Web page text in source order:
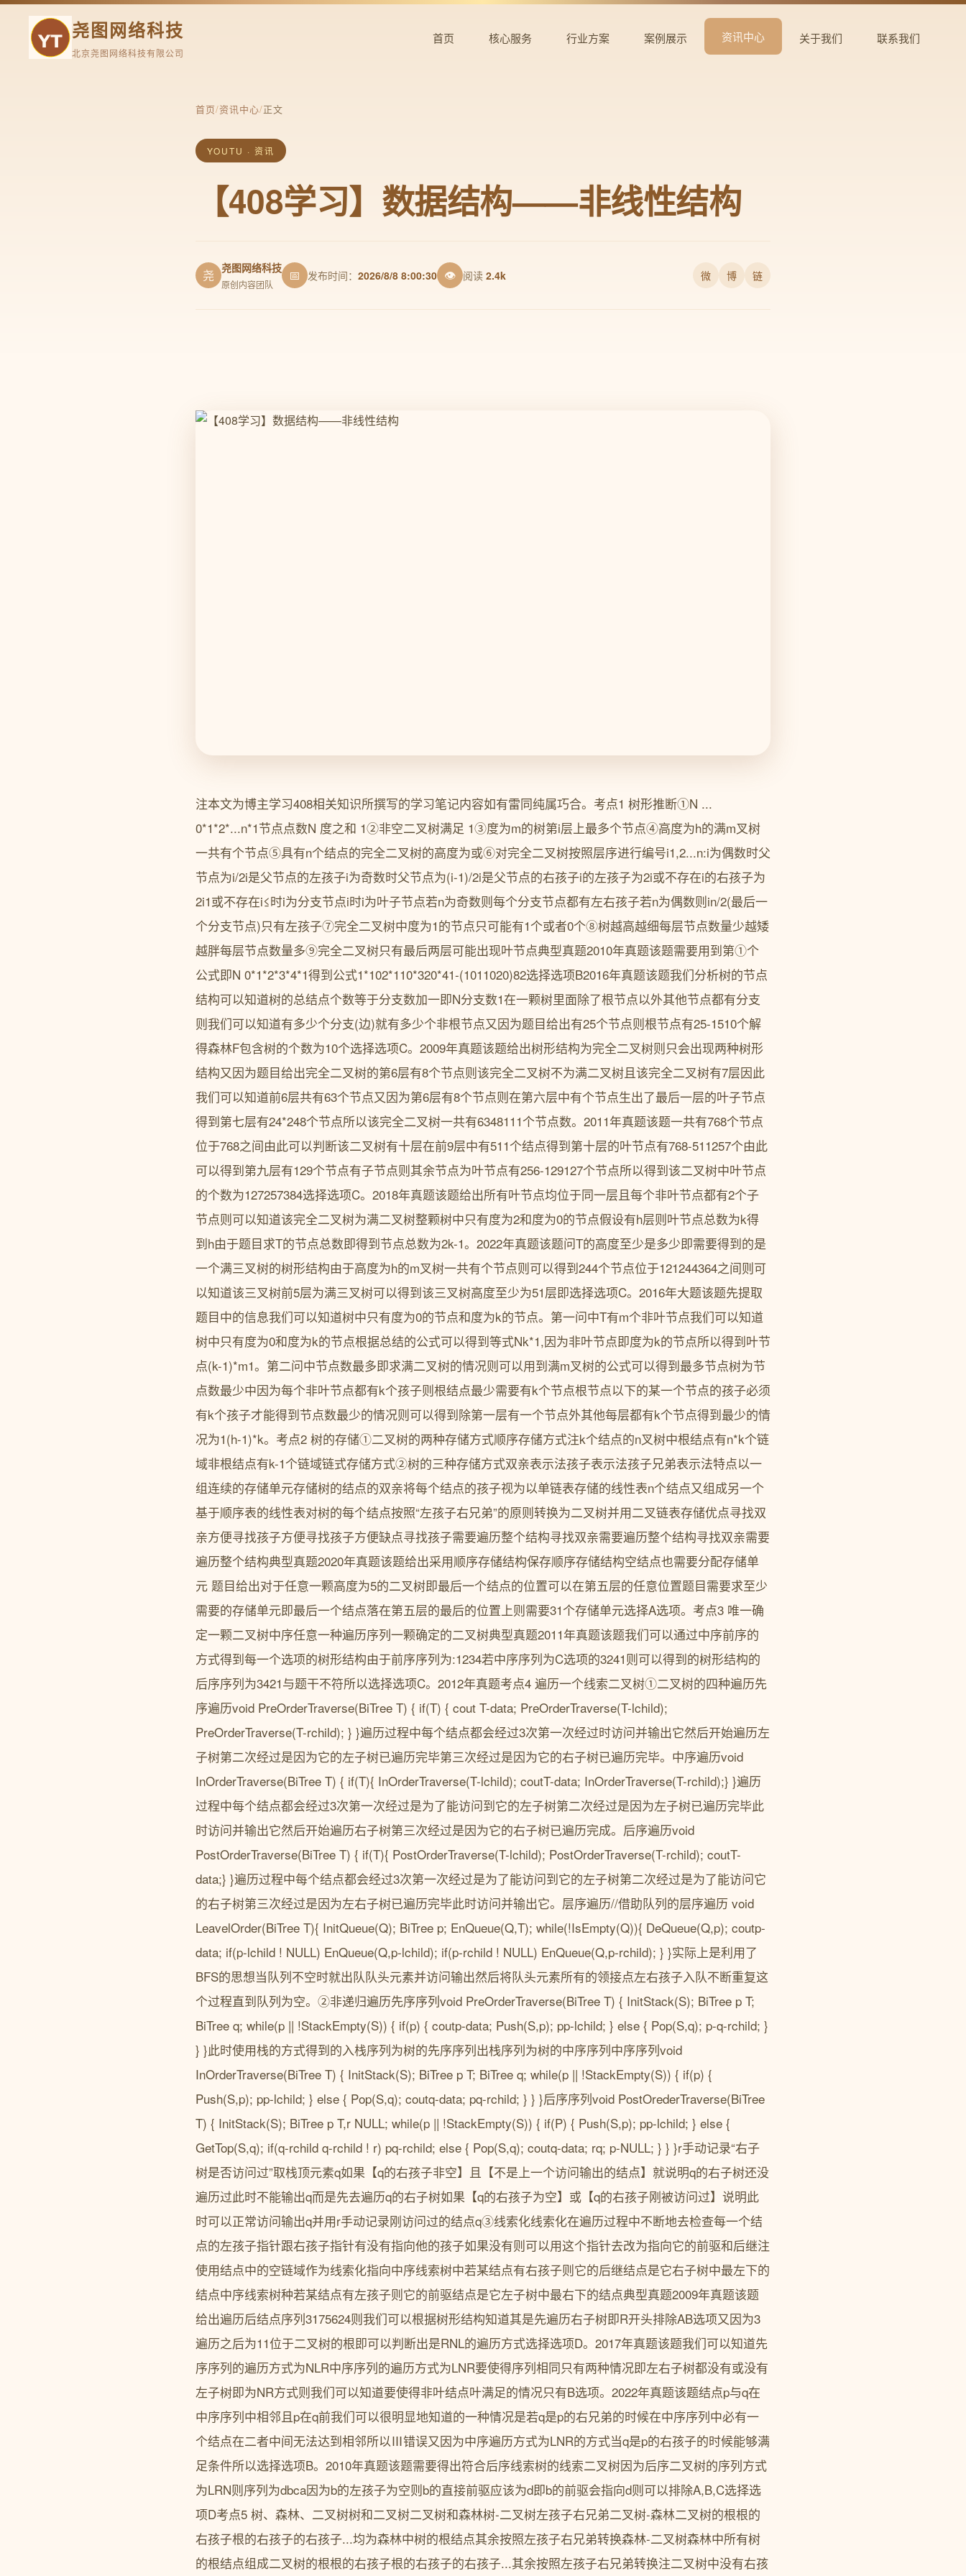
尧图网络科技
北京尧图网络科技有限公司
首页 核心服务 行业方案 案例展示 资讯中心 关于我们 联系我们
首页/资讯中心/正文
YOUTU · 资讯
【408学习】数据结构——非线性结构
尧 尧图网络科技
原创内容团队
📅 发布时间： 2026/8/8 8:00:30 👁 阅读 2.4k 微 博 链
注本文为博主学习408相关知识所撰写的学习笔记内容如有雷同纯属巧合。考点1 树形推断①N ...
0*1*2*...n*1节点点数N 度之和 1②非空二叉树满足 1③度为m的树第i层上最多个节点④高度为h的满m叉树
一共有个节点⑤具有n个结点的完全二叉树的高度为或⑥对完全二叉树按照层序进行编号i1,2...n:i为偶数时父
节点为i/2i是父节点的左孩子i为奇数时父节点为(i-1)/2i是父节点的右孩子i的左孩子为2i或不存在i的右孩子为
2i1或不存在i≤时i为分支节点i时i为叶子节点若n为奇数则每个分支节点都有左右孩子若n为偶数则in/2(最后一
个分支节点)只有左孩子⑦完全二叉树中度为1的节点只可能有1个或者0个⑧树越高越细每层节点数量少越矮
越胖每层节点数量多⑨完全二叉树只有最后两层可能出现叶节点典型真题2010年真题该题需要用到第①个
公式即N 0*1*2*3*4*1得到公式1*102*110*320*41-(1011020)82选择选项B2016年真题该题我们分析树的节点
结构可以知道树的总结点个数等于分支数加一即N分支数1在一颗树里面除了根节点以外其他节点都有分支
则我们可以知道有多少个分支(边)就有多少个非根节点又因为题目给出有25个节点则根节点有25-1510个解
得森林F包含树的个数为10个选择选项C。2009年真题该题给出树形结构为完全二叉树则只会出现两种树形
结构又因为题目给出完全二叉树的第6层有8个节点则该完全二叉树不为满二叉树且该完全二叉树有7层因此
我们可以知道前6层共有63个节点又因为第6层有8个节点则在第六层中有个节点生出了最后一层的叶子节点
得到第七层有24*248个节点所以该完全二叉树一共有6348111个节点数。2011年真题该题一共有768个节点
位于768之间由此可以判断该二叉树有十层在前9层中有511个结点得到第十层的叶节点有768-511257个由此
可以得到第九层有129个节点有子节点则其余节点为叶节点有256-129127个节点所以得到该二叉树中叶节点
的个数为127257384选择选项C。2018年真题该题给出所有叶节点均位于同一层且每个非叶节点都有2个子
节点则可以知道该完全二叉树为满二叉树整颗树中只有度为2和度为0的节点假设有h层则叶节点总数为k得
到h由于题目求T的节点总数即得到节点总数为2k-1。2022年真题该题问T的高度至少是多少即需要得到的是
一个满三叉树的树形结构由于高度为h的m叉树一共有个节点则可以得到244个节点位于121244364之间则可
以知道该三叉树前5层为满三叉树可以得到该三叉树高度至少为51层即选择选项C。2016年大题该题先提取
题目中的信息我们可以知道树中只有度为0的节点和度为k的节点。第一问中T有m个非叶节点我们可以知道
树中只有度为0和度为k的节点根据总结的公式可以得到等式Nk*1,因为非叶节点即度为k的节点所以得到叶节
点(k-1)*m1。第二问中节点数最多即求满二叉树的情况则可以用到满m叉树的公式可以得到最多节点树为节
点数最少中因为每个非叶节点都有k个孩子则根结点最少需要有k个节点根节点以下的某一个节点的孩子必须
有k个孩子才能得到节点数最少的情况则可以得到除第一层有一个节点外其他每层都有k个节点得到最少的情
况为1(h-1)*k。考点2 树的存储①二叉树的两种存储方式顺序存储方式注k个结点的n叉树中根结点有n*k个链
域非根结点有k-1个链域链式存储方式②树的三种存储方式双亲表示法孩子表示法孩子兄弟表示法特点以一
组连续的存储单元存储树的结点的双亲将每个结点的孩子视为以单链表存储的线性表n个结点又组成另一个
基于顺序表的线性表对树的每个结点按照“左孩子右兄弟”的原则转换为二叉树并用二叉链表存储优点寻找双
亲方便寻找孩子方便寻找孩子方便缺点寻找孩子需要遍历整个结构寻找双亲需要遍历整个结构寻找双亲需要
遍历整个结构典型真题2020年真题该题给出采用顺序存储结构保存顺序存储结构空结点也需要分配存储单
元 题目给出对于任意一颗高度为5的二叉树即最后一个结点的位置可以在第五层的任意位置题目需要求至少
需要的存储单元即最后一个结点落在第五层的最后的位置上则需要31个存储单元选择A选项。考点3 唯一确
定一颗二叉树中序任意一种遍历序列一颗确定的二叉树典型真题2011年真题该题我们可以通过中序前序的
方式得到每一个选项的树形结构由于前序序列为:1234若中序序列为C选项的3241则可以得到的树形结构的
后序序列为3421与题干不符所以选择选项C。2012年真题考点4 遍历一个线索二叉树①二叉树的四种遍历先
序遍历void PreOrderTraverse(BiTree T) { if(T) { cout T-data; PreOrderTraverse(T-lchild);
PreOrderTraverse(T-rchild); } }遍历过程中每个结点都会经过3次第一次经过时访问并输出它然后开始遍历左
子树第二次经过是因为它的左子树已遍历完毕第三次经过是因为它的右子树已遍历完毕。中序遍历void
InOrderTraverse(BiTree T) { if(T){ InOrderTraverse(T-lchild); coutT-data; InOrderTraverse(T-rchild);} }遍历
过程中每个结点都会经过3次第一次经过是为了能访问到它的左子树第二次经过是因为左子树已遍历完毕此
时访问并输出它然后开始遍历右子树第三次经过是因为它的右子树已遍历完成。后序遍历void
PostOrderTraverse(BiTree T) { if(T){ PostOrderTraverse(T-lchild); PostOrderTraverse(T-rchild); coutT-
data;} }遍历过程中每个结点都会经过3次第一次经过是为了能访问到它的左子树第二次经过是为了能访问它
的右子树第三次经过是因为左右子树已遍历完毕此时访问并输出它。层序遍历//借助队列的层序遍历 void
LeavelOrder(BiTree T){ InitQueue(Q); BiTree p; EnQueue(Q,T); while(!IsEmpty(Q)){ DeQueue(Q,p); coutp-
data; if(p-lchild ! NULL) EnQueue(Q,p-lchild); if(p-rchild ! NULL) EnQueue(Q,p-rchild); } }实际上是利用了
BFS的思想当队列不空时就出队队头元素并访问输出然后将队头元素所有的领接点左右孩子入队不断重复这
个过程直到队列为空。②非递归遍历先序序列void PreOrderTraverse(BiTree T) { InitStack(S); BiTree p T;
BiTree q; while(p || !StackEmpty(S)) { if(p) { coutp-data; Push(S,p); pp-lchild; } else { Pop(S,q); p-q-rchild; }
} }此时使用栈的方式得到的入栈序列为树的先序序列出栈序列为树的中序序列中序序列void
InOrderTraverse(BiTree T) { InitStack(S); BiTree p T; BiTree q; while(p || !StackEmpty(S)) { if(p) {
Push(S,p); pp-lchild; } else { Pop(S,q); coutq-data; pq-rchild; } } }后序序列void PostOrederTraverse(BiTree
T) { InitStack(S); BiTree p T,r NULL; while(p || !StackEmpty(S)) { if(P) { Push(S,p); pp-lchild; } else {
GetTop(S,q); if(q-rchild q-rchild ! r) pq-rchild; else { Pop(S,q); coutq-data; rq; p-NULL; } } }r手动记录“右子
树是否访问过”取栈顶元素q如果【q的右孩子非空】且【不是上一个访问输出的结点】就说明q的右子树还没
遍历过此时不能输出q而是先去遍历q的右子树如果【q的右孩子为空】或【q的右孩子刚被访问过】说明此
时可以正常访问输出q并用r手动记录刚访问过的结点q③线索化线索化在遍历过程中不断地去检查每一个结
点的左孩子指针跟右孩子指针有没有指向他的孩子如果没有则可以用这个指针去改为指向它的前驱和后继注
使用结点中的空链域作为线索化指向中序线索树中若某结点有右孩子则它的后继结点是它右子树中最左下的
结点中序线索树种若某结点有左孩子则它的前驱结点是它左子树中最右下的结点典型真题2009年真题该题
给出遍历后结点序列3175624则我们可以根据树形结构知道其是先遍历右子树即R开头排除AB选项又因为3
遍历之后为11位于二叉树的根即可以判断出是RNL的遍历方式选择选项D。2017年真题该题我们可以知道先
序序列的遍历方式为NLR中序序列的遍历方式为LNR要使得序列相同只有两种情况即左右子树都没有或没有
左子树即为NR方式则我们可以知道要使得非叶结点叶满足的情况只有B选项。2022年真题该题结点p与q在
中序序列中相邻且p在q前我们可以很明显地知道的一种情况是若q是p的右兄弟的时候在中序序列中必有一
个结点在二者中间无法达到相邻所以Ⅲ错误又因为中序遍历方式为LNR的方式当q是p的右孩子的时候能够满
足条件所以选择选项B。2010年真题该题需要得出符合后序线索树的线索二叉树因为后序二叉树的序列方式
为LRN则序列为dbca因为b的左孩子为空则b的直接前驱应该为d即b的前驱会指向d则可以排除A,B,C选择选
项D考点5 树、森林、二叉树树和二叉树二叉树和森林树-二叉树左孩子右兄弟二叉树-森林二叉树的根根的
右孩子根的右孩子的右孩子...均为森林中树的根结点其余按照左孩子右兄弟转换森林-二叉树森林中所有树
的根结点组成二叉树的根根的右孩子根的右孩子的右孩子...其余按照左孩子右兄弟转换注二叉树中没有右孩